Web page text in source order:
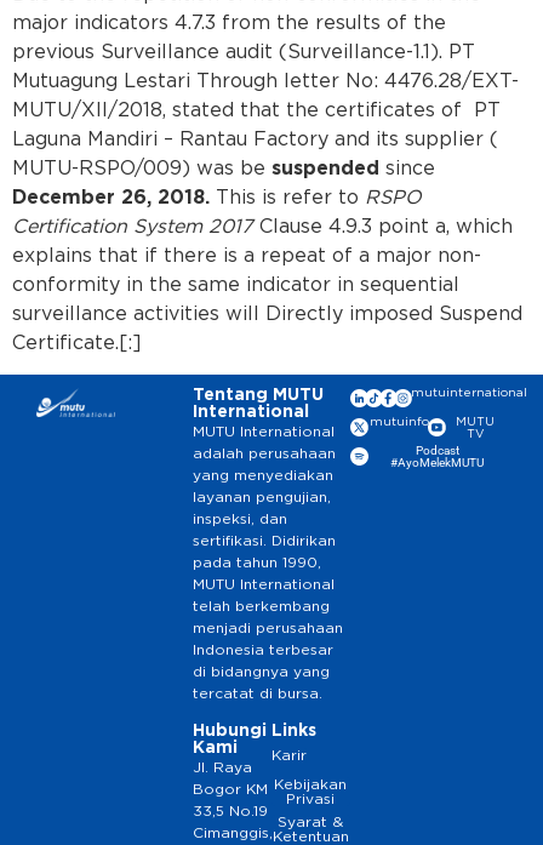
major indicators 4.7.3 from the results of the
previous Surveillance audit (Surveillance-1.1). PT
Mutuagung Lestari Through letter No: 4476.28/EXT-
MUTU/XII/2018, stated that the certificates of PT
Laguna Mandiri – Rantau Factory and its supplier (
MUTU-RSPO/009) was be suspended since
December 26, 2018. This is refer to RSPO
Certification System 2017Clause 4.9.3 point a, which
explains that if there is a repeat of a major non-
conformity in the same indicator in sequential
surveillance activities will Directly imposed Suspend
Certificate.[:]
Tentang MUTU
International
MUTU International
adalah perusahaan
yang menyediakan
layanan pengujian,
inspeksi, dan
sertifikasi. Didirikan
pada tahun 1990,
MUTU International
telah berkembang
menjadi perusahaan
Indonesia terbesar
di bidangnya yang
tercatat di bursa.
Hubungi
Kami
Jl. Raya
Bogor KM
33,5 No.19
Cimanggis,
Links
Karir
Kebijakan
Privasi
Syarat &
Ketentuan
mutuinternational
mutuinfo
MUTU
TV
Podcast
#AyoMelekMUTU